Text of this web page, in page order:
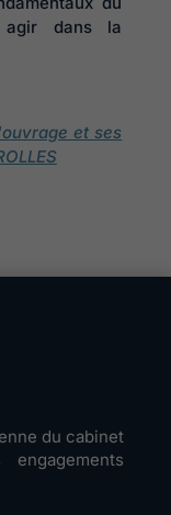
agir dans la
et ses
du cabinet